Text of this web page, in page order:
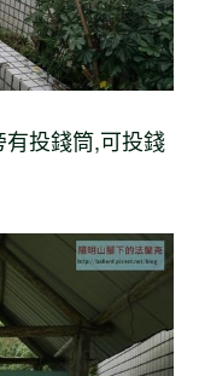
投錢筒,可投錢